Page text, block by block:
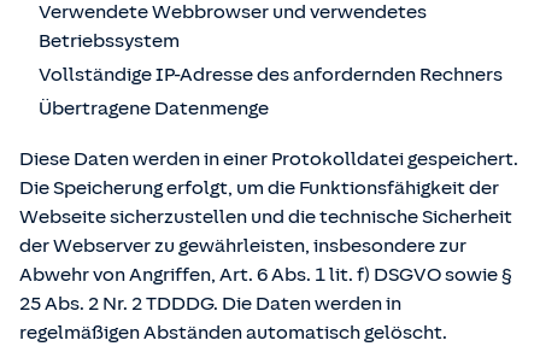
Verwendete Webbrowser und verwendetes
Betriebssystem
Vollständige IP-Adresse des anfordernden Rechners
Übertragene Datenmenge
Diese Daten werden in einer Protokolldatei gespeichert.
Die Speicherung erfolgt, um die Funktionsfähigkeit der
Webseite sicherzustellen und die technische Sicherheit
der Webserver zu gewährleisten, insbesondere zur
Abwehr von Angriffen, Art. 6 Abs. 1 lit. f) DSGVO sowie §
25 Abs. 2 Nr. 2 TDDDG. Die Daten werden in
regelmäßigen Abständen automatisch gelöscht.